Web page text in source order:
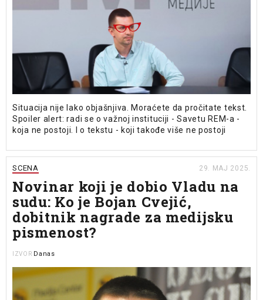
Situacija nije lako objašnjiva. Moraćete da pročitate tekst.
Spoiler alert: radi se o važnoj instituciji - Savetu REM-a -
koja ne postoji. I o tekstu - koji takođe više ne postoji
SCENA 29. MAJ 2025.
Novinar koji je dobio Vladu na
sudu: Ko je Bojan Cvejić,
dobitnik nagrade za medijsku
pismenost?
IZVOR Danas